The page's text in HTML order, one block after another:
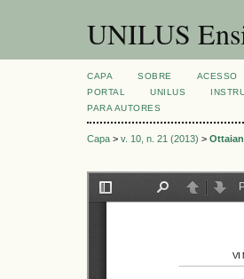
UNILUS
CAPA SOBRE ACESSO
PORTAL
UNILUS
PARA AUTORES
Capa > v. 10, n. 21 (2013) >